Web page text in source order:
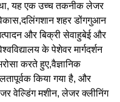
यह एक उच्च तकनीक लेजर
शहर डोंगगुआन
और बिक्री सेवाहुबेई और
के पेशेवर मार्गदर्शन
करते हुए,वैज्ञानिक
किया गया है, और
वेल्डिंग मशीन, लेजर क्लीनिंग